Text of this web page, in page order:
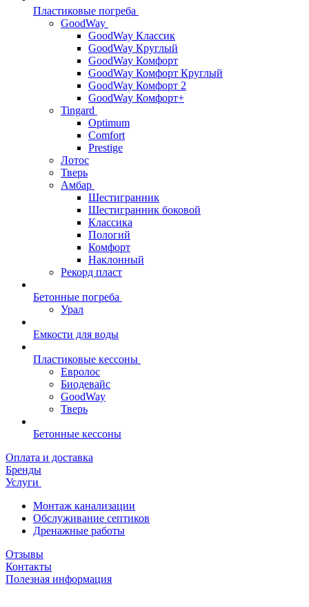
Пластиковые погреба
GoodWay
GoodWay Классик
GoodWay Круглый
GoodWay Комфорт
GoodWay Комфорт Круглый
GoodWay Комфорт 2
GoodWay Комфорт+
Tingard
Optimum
Comfort
Prestige
Лотос
Тверь
Амбар
Шестигранник
Шестигранник боковой
Классика
Пологий
Комфорт
Наклонный
Рекорд пласт
Бетонные погреба
Урал
Емкости для воды
Пластиковые кессоны
Евролос
Биодевайс
GoodWay
Тверь
Бетонные кессоны
Оплата и доставка
Бренды
Услуги
Монтаж канализации
Обслуживание септиков
Дренажные работы
Отзывы
Контакты
Полезная информация